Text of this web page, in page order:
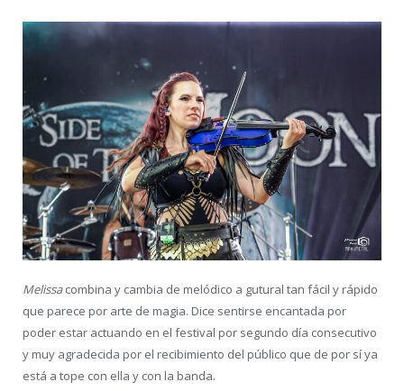
Melissacombina y cambia de melódico a gutural tan fácil y rápido
que parece por arte de magia. Dice sentirse encantada por
poder estar actuando en el festival por segundo día consecutivo
y muy agradecida por el recibimiento del público que de por sí ya
está a tope con ella y con la banda.